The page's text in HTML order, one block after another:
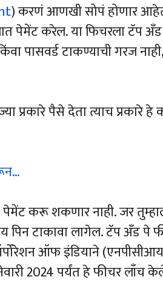
) करणं आणखी सोपं होणार
पेमेंट करेल. या फिचरला टॅप
टाकण्याची गरज
प्रकारे पैसे देता त्याच प्रकारे हे
करू शकणार नाही. जर
टाकावा लागेल. टॅप अँड पे
ऑफ इंडियाने
2024 पर्यंत हे फीचर लाँच